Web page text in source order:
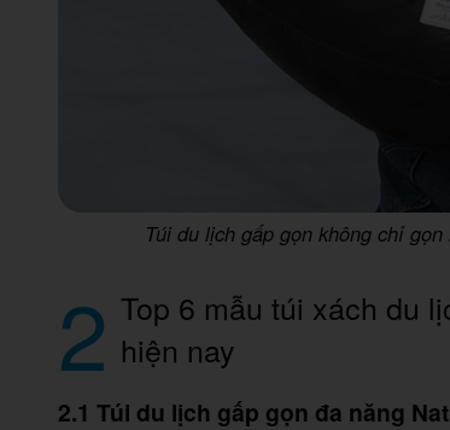
Túi du lịch gấp gọn không chỉ
2 Top 6 mẫu túi xách du
hiện nay
2.1 Túi du lịch gấp gọn đa năng